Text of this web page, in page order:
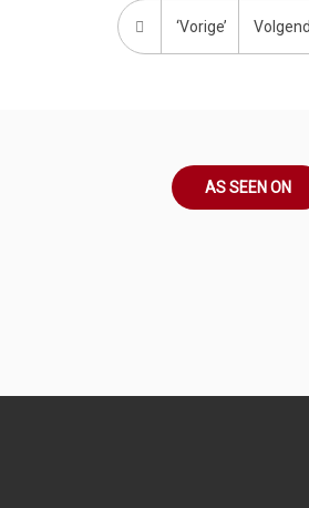
‘Vorige’
AS SEEN ON